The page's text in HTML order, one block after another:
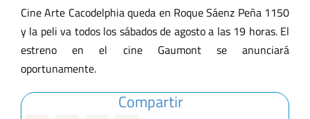
Cine Arte Cacodelphia queda en Roque Sáenz Peña 1150
y la peli va todos los sábados de agosto a las 19 horas. El
estreno en el cine Gaumont se anunciará
oportunamente.
Compartir